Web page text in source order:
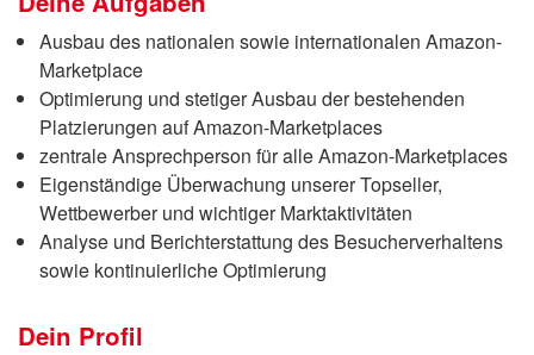
Ausbau des nationalen sowie internationalen Amazon-
Marketplace
Optimierung und stetiger Ausbau der bestehenden
Platzierungen auf Amazon-Marketplaces
zentrale Ansprechperson für alle Amazon-Marketplaces
Eigenständige Überwachung unserer Topseller,
Wettbewerber und wichtiger Marktaktivitäten
Analyse und Berichterstattung des Besucherverhaltens
sowie kontinuierliche Optimierung
Dein Profil